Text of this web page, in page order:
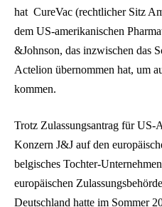
hat CureVac (rechtlicher Sitz
dem US-amerikanischen
&Johnson, das inzwischen das
Actelion übernommen hat, um
kommen.
Trotz Zulassungsantrag für US-
Konzern J&J auf den
belgisches Tochter-
europäischen
Deutschland hatte im Sommer